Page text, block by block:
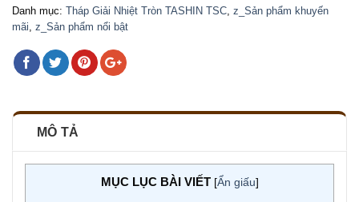
Danh mục: Tháp Giải Nhiệt Tròn TASHIN TSC, z_Sản phẩm khuyến
mãi, z_Sản phẩm nổi bật
MÔ TẢ
MỤC LỤC BÀI VIẾT [Ẩn giấu]